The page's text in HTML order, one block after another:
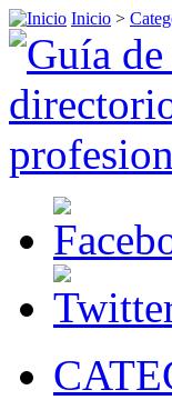
Inicio >